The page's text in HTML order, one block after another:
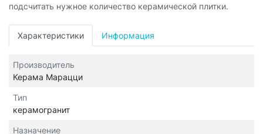
подсчитать нужное количество керамической плитки.
Характеристики Информация
Производитель
Керама Марацци
Тип
керамогранит
Назначение